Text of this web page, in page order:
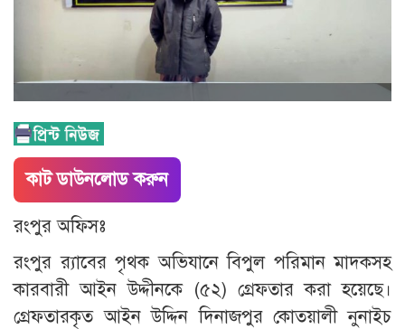
কাট ডাউনলোড করুন
রংপুর অফিসঃ
রংপুর র‌্যাবের পৃথক অভিযানে বিপুল পরিমান মাদকসহ
কারবারী আইন উদ্দীনকে (৫২) গ্রেফতার করা হয়েছে।
গ্রেফতারকৃত আইন উদ্দিন দিনাজপুর কোতয়ালী নুনাইচ